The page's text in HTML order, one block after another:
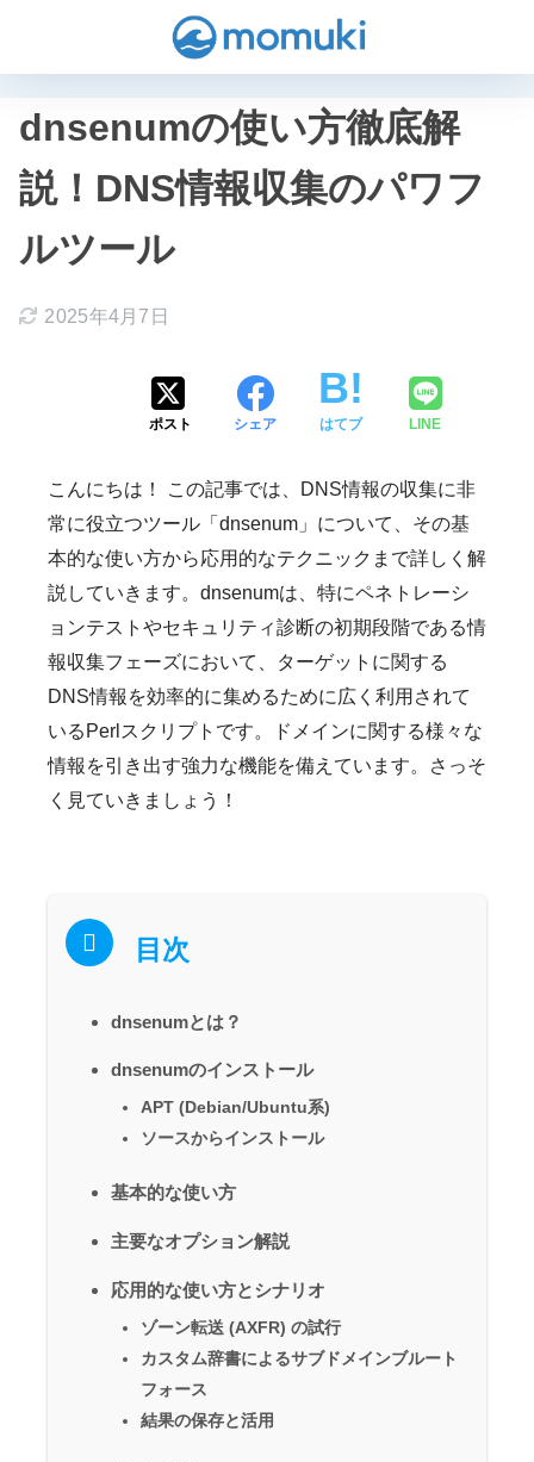
dnsenumの使い方徹底解
説！DNS情報収集のパワフ
ルツール
2025年4月7日
ポスト シェア はてブ LINE
こんにちは！ この記事では、DNS情報の収集に非
常に役立つツール「dnsenum」について、その基
本的な使い方から応用的なテクニックまで詳しく解
説していきます。dnsenumは、特にペネトレーシ
ョンテストやセキュリティ診断の初期段階である情
報収集フェーズにおいて、ターゲットに関する
DNS情報を効率的に集めるために広く利用されて
いるPerlスクリプトです。ドメインに関する様々な
情報を引き出す強力な機能を備えています。さっそ
く見ていきましょう！
目次
dnsenumとは？
dnsenumのインストール
APT (Debian/Ubuntu系)
ソースからインストール
基本的な使い方
主要なオプション解説
応用的な使い方とシナリオ
ゾーン転送 (AXFR) の試行
カスタム辞書によるサブドメインブルート
フォース
結果の保存と活用